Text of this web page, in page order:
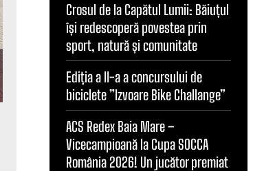
Crosul de la Capătul Lumii: Băiuțul
își redescoperă povestea prin
sport, natură și comunitate
Ediția a II-a a concursului de
biciclete ”Izvoare Bike Challange”
ACS Redex Baia Mare –
Vicecampioană la Cupa SOCCA
România 2026! Un jucător premiat